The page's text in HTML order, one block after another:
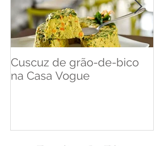
Cuscuz de grão-de-bico